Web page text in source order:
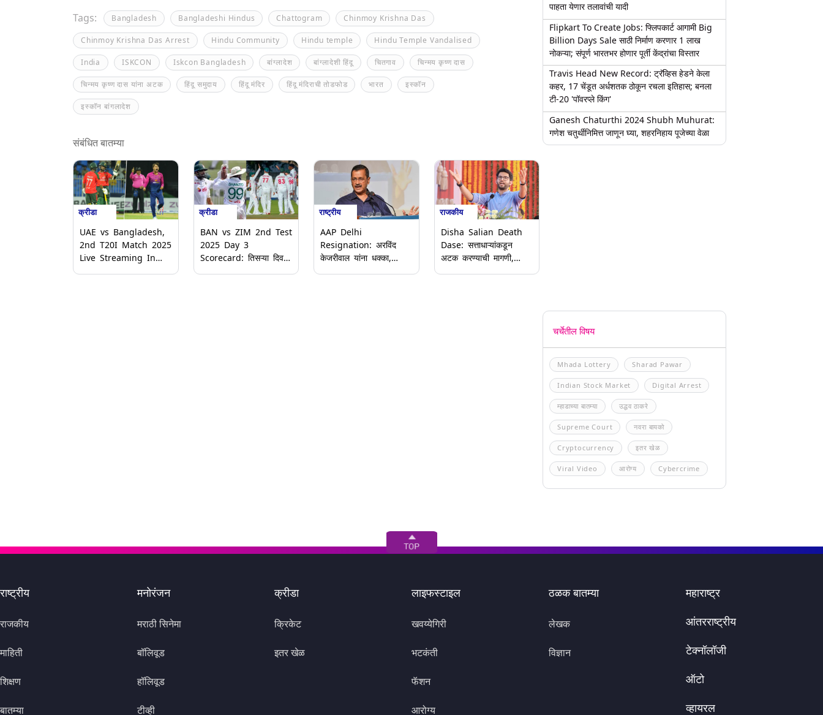
Tags: Bangladesh Bangladeshi Hindus Chattogram Chinmoy Krishna Das
Chinmoy Krishna Das Arrest Hindu Community Hindu temple Hindu Temple Vandalised
India ISKCON Iskcon Bangladesh बांग्लादेश बांग्लादेशी हिंदू चितगाव चिन्मय कृष्ण दास
चिन्मय कृष्ण दास यांना अटक हिंदू समुदाय हिंदू मंदिर हिंदू मंदिराची तोडफोड भारत इस्कॉन
इस्कॉन बांगलादेश
संबंधित बातम्या
क्रीडा
UAE vs Bangladesh,
2nd T20I Match 2025
Live Streaming In
क्रीडा
BAN vs ZIM 2nd Test
2025 Day 3
Scorecard: तिसऱ्या दिवशी
राष्ट्रीय
AAP Delhi
Resignation: अरविंद
केजरीवाल यांना धक्का,
राजकीय
Disha Salian Death
Dase: सत्ताधाऱ्यांकडून
अटक करण्याची मागणी,
पाहता येणार तलावांची यादी
Flipkart To Create Jobs: फ्लिपकार्ट आगामी Big
Billion Days Sale साठी निर्माण करणार 1 लाख
नोकऱ्या; संपूर्ण भारतभर होणार पूर्ती केंद्रांचा विस्तार
Travis Head New Record: ट्रॅव्हिस हेडने केला
कहर, 17 चेंडूत अर्धशतक ठोकून रचला इतिहास; बनला
टी-20 'पॉवरप्ले किंग'
Ganesh Chaturthi 2024 Shubh Muhurat:
गणेश चतुर्थीनिमित्त जाणून घ्या, शहरनिहाय पूजेच्या वेळा
चर्चेतील विषय
Mhada Lottery Sharad Pawar
Indian Stock Market Digital Arrest
म्हाडाच्या बातम्या उद्धव ठाकरे
Supreme Court नवरा बायको
Cryptocurrency इतर खेळ
Viral Video आरोग्य Cybercrime
राष्ट्रीय
राजकीय
माहिती
शिक्षण
बातम्या
मनोरंजन
मराठी सिनेमा
बॉलिवूड
हॉलिवूड
टीव्ही
क्रीडा
क्रिकेट
इतर खेळ
लाइफस्टाइल
खवय्येगिरी
भटकंती
फॅशन
आरोग्य
ठळक बातम्या
लेखक
विज्ञान
महाराष्ट्र
आंतरराष्ट्रीय
टेक्नॉलॉजी
ऑटो
व्हायरल